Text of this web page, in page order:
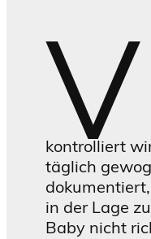
V
kontrolliert
täglich
in der Lage
Baby nicht